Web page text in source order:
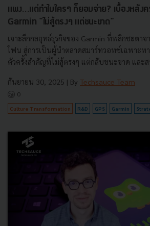
แพง...แต่ทำไมใครๆ ก็ยอมจ่าย? เบื้องหลังค
Garmin "ไม่สู้ตรงๆ แต่ชนะขาด"
เจาะลึกกลยุทธ์ธุรกิจของ Garmin ที่พลิกชะตา
โฟน สู่การเป็นผู้นำตลาดสมาร์ทวอทช์เฉพาะท
ตัวครั้งสำคัญที่ไม่สู้ตรงๆ แต่กลับชนะขาด และส
กันยายน 30, 2025 | By Techsauce Team
0
Culture Transformation R&D GPS Garmin